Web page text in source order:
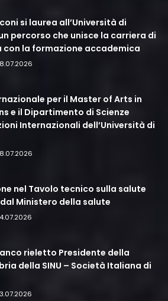
si laurea all’Università di
percorso che unisce la carriera di
la formazione accademica
per il Master of Arts in
e il Dipartimento di Scienze
Internazionali dell’Università di
nel Tavolo tecnico sulla salute
Ministero della salute
rieletto Presidente della
della SINU – Società Italiana di